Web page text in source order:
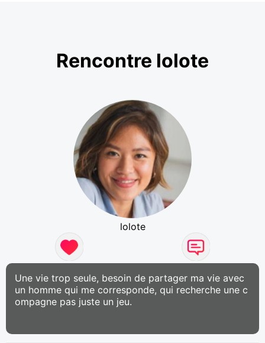
Rencontre lolote
lolote
Une vie trop seule, besoin de partager ma vie avec
un homme qui me corresponde, qui recherche une c
ompagne pas juste un jeu.